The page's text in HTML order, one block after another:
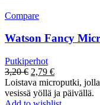
Compare
Watson Fancy
Putkiperhot
3,20€ Alkuperäinen
hinta
oli:
2,79 €Nykyinen
hinta
on:
Loistava microputki,
vesissä yöllä ja päivällä.